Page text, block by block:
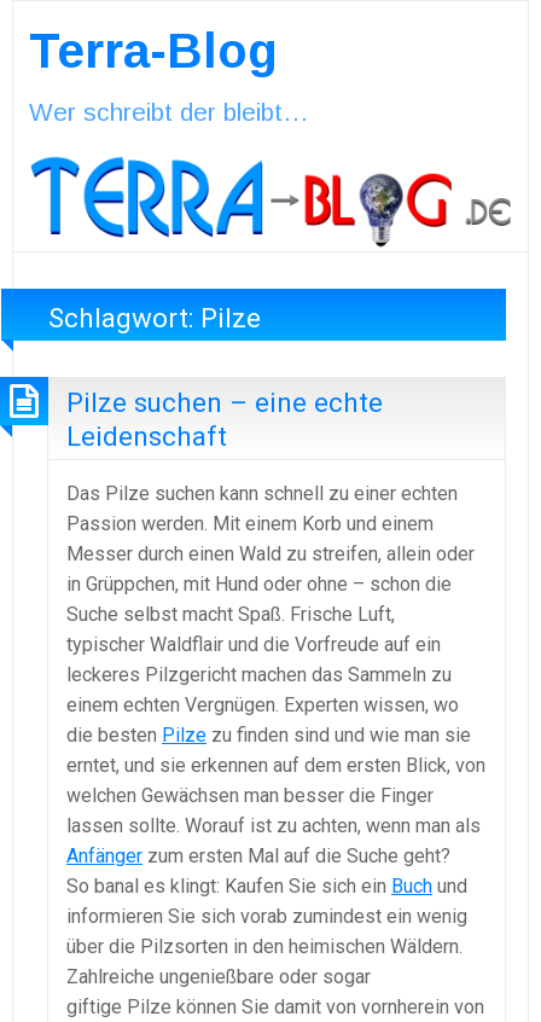
Terra-Blog
Wer schreibt der bleibt…
Schlagwort: Pilze
Pilze suchen – eine echte
Leidenschaft
Das Pilze suchen kann schnell zu einer echten
Passion werden. Mit einem Korb und einem
Messer durch einen Wald zu streifen, allein oder
in Grüppchen, mit Hund oder ohne – schon die
Suche selbst macht Spaß. Frische Luft,
typischer Waldflair und die Vorfreude auf ein
leckeres Pilzgericht machen das Sammeln zu
einem echten Vergnügen. Experten wissen, wo
die besten Pilze zu finden sind und wie man sie
erntet, und sie erkennen auf dem ersten Blick, von
welchen Gewächsen man besser die Finger
lassen sollte. Worauf ist zu achten, wenn man als
Anfänger zum ersten Mal auf die Suche geht?
So banal es klingt: Kaufen Sie sich ein Buch und
informieren Sie sich vorab zumindest ein wenig
über die Pilzsorten in den heimischen Wäldern.
Zahlreiche ungenießbare oder sogar
giftige Pilze können Sie damit von vornherein von